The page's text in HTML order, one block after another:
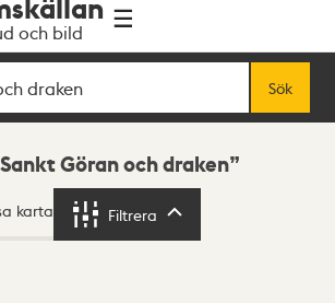
och bild
Sök
Sankt Göran och draken
karta Filtrera